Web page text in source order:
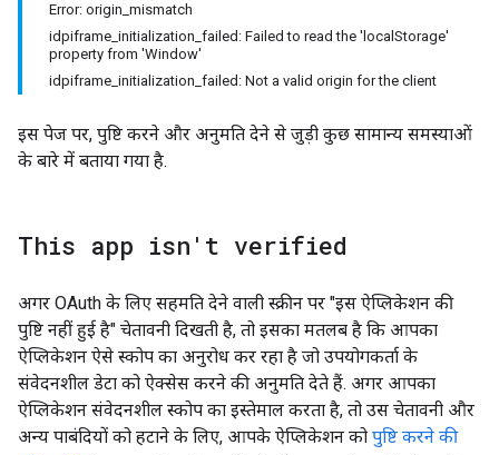
Error: origin_mismatch
idpiframe_initialization_failed: Failed to read the 'localStorage'
property from 'Window'
idpiframe_initialization_failed: Not a valid origin for the client
इस पेज पर, पुष्टि करने और अनुमति देने से जुड़ी कुछ सामान्य समस्याओं
के बारे में बताया गया है.
This app isn't verified
अगर OAuth के लिए सहमति देने वाली स्क्रीन पर "इस ऐप्लिकेशन की
पुष्टि नहीं हुई है" चेतावनी दिखती है, तो इसका मतलब है कि आपका
ऐप्लिकेशन ऐसे स्कोप का अनुरोध कर रहा है जो उपयोगकर्ता के
संवेदनशील डेटा को ऐक्सेस करने की अनुमति देते हैं. अगर आपका
ऐप्लिकेशन संवेदनशील स्कोप का इस्तेमाल करता है, तो उस चेतावनी और
अन्य पाबंदियों को हटाने के लिए, आपके ऐप्लिकेशन को पुष्टि करने की